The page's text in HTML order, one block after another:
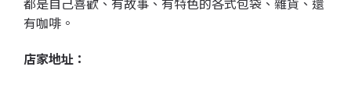
都是自己喜歡、有故事、有特色的各式包袋、雜貨、還
有咖啡。
店家地址：